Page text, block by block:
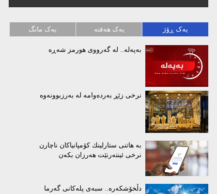
یەک ڕۆژ یەک هەفتە یەک مانگ
بەپەلە.. لە گەرووی هورمز شەڕە
نرخی زێڕ بەردەوامە لە بەرزبوونەوە
بە هاتنی ستارلینك كۆمپانیاكان ناچارن
نرخی ئینتەرنێت هەرزان بكەن
دڵخۆشکەرە.. سبەی پلەکانی گەرما